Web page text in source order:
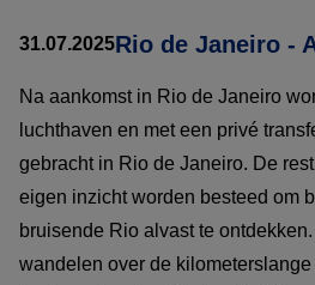
31.07.2025Rio de Janeiro -
Na aankomst in Rio de Janeiro
luchthaven en met een privé
gebracht in Rio de Janeiro. De
eigen inzicht worden besteed om
bruisende Rio alvast te
wandelen over de